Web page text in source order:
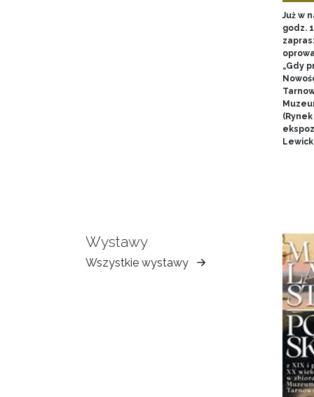
Już w
godz.
„Gdy
Wystawy
Wszystkie wystawy
Muzeum